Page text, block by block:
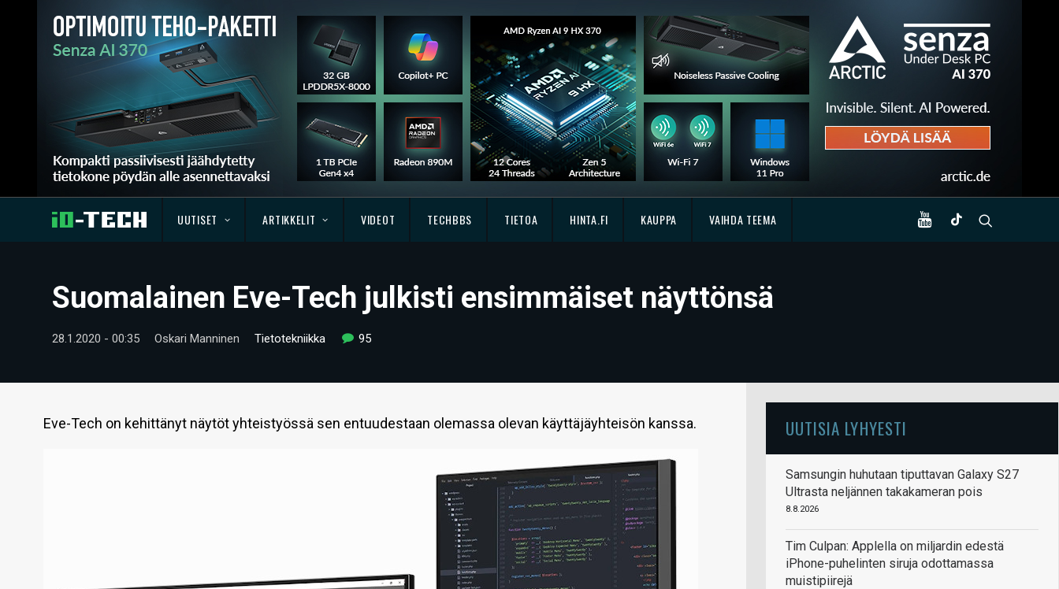
UUTISET ARTIKKELIT VIDEOT TECHBBS TIETOA HINTA.FI KAUPPA VAIHDA TEEMA
Suomalainen Eve-Tech julkisti ensimmäiset näyttönsä
28.1.2020 - 00:35 Oskari Manninen Tietotekniikka 95
Eve-Tech on kehittänyt näytöt yhteistyössä sen entuudestaan olemassa olevan käyttäjäyhteisön kanssa. UUTISIA LYHYESTI
Samsungin huhutaan tiputtavan Galaxy S27
Ultrasta neljännen takakameran pois
8.8.2026
Tim Culpan: Applella on miljardin edestä
iPhone-puhelinten siruja odottamassa
muistipiirejä